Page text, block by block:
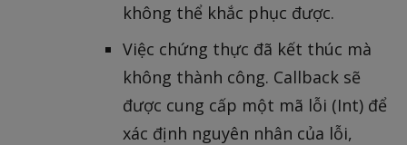
không thể khắc phục được.
Việc chứng thực đã kết thúc mà
không thành công. Callback sẽ
được cung cấp một mã lỗi (Int) để
xác định nguyên nhân của lỗi,